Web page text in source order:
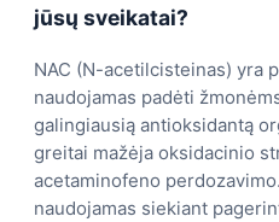
jūsų sveikatai?
NAC (N-acetilcisteinas) yra
naudojamas padėti
galingiausią antioksidantą
greitai mažėja oksidacinio
acetaminofeno
naudojamas siekiant